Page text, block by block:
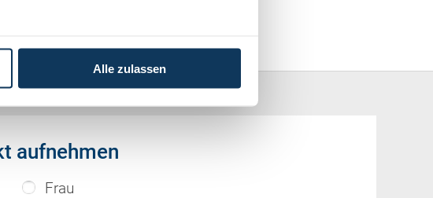
Alle zulassen
aufnehmen
Frau